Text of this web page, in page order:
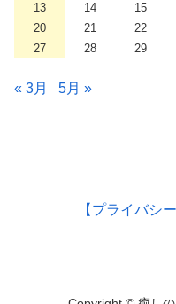
13
14 15
20
21 22
27
28 29
« 3月 5月 »
【プライバシ